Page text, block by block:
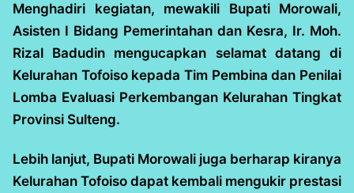
Menghadiri kegiatan, mewakili Bupati Morowali,
Asisten I Bidang Pemerintahan dan Kesra, Ir. Moh.
Rizal Badudin mengucapkan selamat datang di
Kelurahan Tofoiso kepada Tim Pembina dan Penilai
Lomba Evaluasi Perkembangan Kelurahan Tingkat
Provinsi Sulteng.
Lebih lanjut, Bupati Morowali juga berharap kiranya
Kelurahan Tofoiso dapat kembali mengukir prestasi